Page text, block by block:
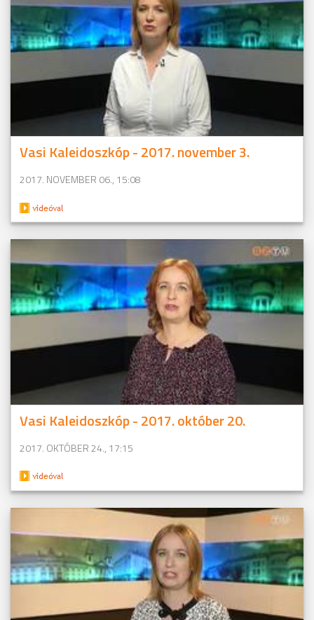
Vasi Kaleidoszkóp - 2017. november 3.
2017. NOVEMBER 06., 15:08
Vasi Kaleidoszkóp - 2017. október 20.
2017. OKTÓBER 24., 17:15